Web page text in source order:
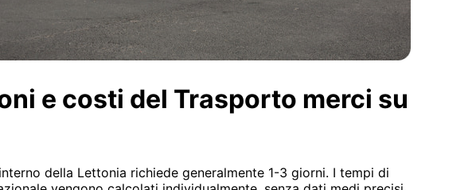
e costi del Trasporto merci su
della Lettonia richiede generalmente 1-3 giorni. I tempi di